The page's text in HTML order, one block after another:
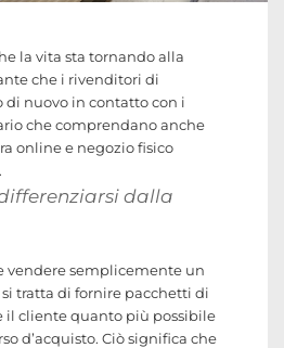
la vita sta tornando alla
che i rivenditori di
nuovo in contatto con i
che comprendano anche
online e negozio fisico
dalla
vendere semplicemente un
tratta di fornire pacchetti di
il cliente quanto più possibile
d’acquisto. Ciò significa che